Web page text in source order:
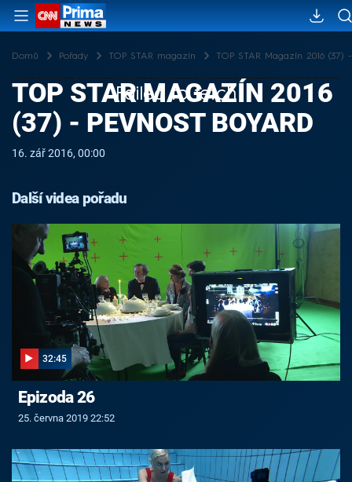
Domů Pořady TOP STAR magazín TOP STAR Magazín 2016 (37)
Failed to fetch
TOP STAR MAGAZÍN 2016
(37) - PEVNOST BOYARD
16. zář 2016, 00:00
Další videa pořadu
32:45
Epizoda 26
25. června 2019 22:52